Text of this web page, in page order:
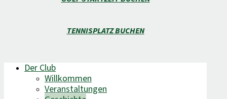
TENNISPLATZ BUCHEN
Der Club
Willkommen
Veranstaltungen